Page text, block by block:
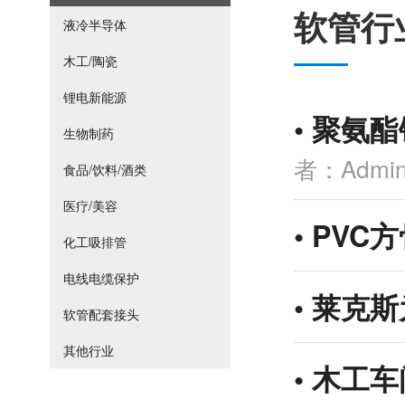
液冷半导体
木工/陶瓷
锂电新能源
生物制药
食品/饮料/酒类
医疗/美容
化工吸排管
电线电缆保护
软管配套接头
其他行业
软管
• 聚氨
者：
• PVC
• 莱克
• 木工